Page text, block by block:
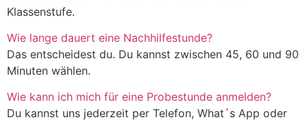
Klassenstufe.
Wie lange dauert eine Nachhilfestunde?
Das entscheidest du. Du kannst zwischen 45, 60 und 90
Minuten wählen.
Wie kann ich mich für eine Probestunde anmelden?
Du kannst uns jederzeit per Telefon, What´s App oder